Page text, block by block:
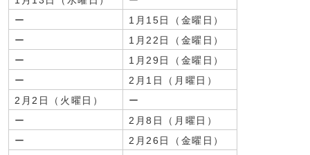
ー
1月15日（金曜日）
ー
1月22日（金曜日）
ー
1月29日（金曜日）
ー
2月1日（月曜日）
2月2日（火曜日）
ー
ー
2月8日（月曜日）
ー
2月26日（金曜日）